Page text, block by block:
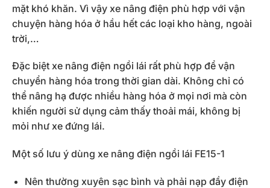
mặt khó khăn. Vì vậy xe nâng điện phù hợp với vận
chuyện hàng hóa ở hầu hết các loại kho hàng, ngoài
trời,…
Đặc biệt xe nâng điện ngồi lái rất phù hợp để vận
chuyển hàng hóa trong thời gian dài. Không chỉ có
thể nâng hạ được nhiều hàng hóa ở mọi nơi mà còn
khiến người sử dụng cảm thấy thoải mái, không bị
mỏi như xe đứng lái.
Một số lưu ý dùng xe nâng điện ngồi lái FE15-1
Nên thường xuyên sạc bình và phải nạp đầy điện